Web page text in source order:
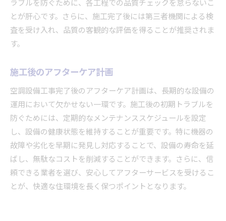
ラブルを防ぐために、各工程での品質チェックを怠らないこ
とが肝心です。さらに、施工完了後には第三者機関による検
査を受け入れ、品質の客観的な評価を得ることが推奨されま
す。
施工後のアフターケア計画
空調設備工事完了後のアフターケア計画は、長期的な設備の
運用において欠かせない一環です。施工後の初期トラブルを
防ぐためには、定期的なメンテナンススケジュールを設定
し、設備の健康状態を維持することが重要です。特に機器の
故障や劣化を早期に発見し対応することで、設備の寿命を延
ばし、無駄なコストを削減することができます。さらに、信
頼できる業者を選び、安心してアフターサービスを受けるこ
とが、快適な住環境を長く保つポイントとなります。